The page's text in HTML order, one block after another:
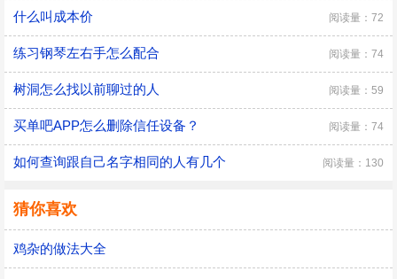
什么叫成本价 阅读量：72
练习钢琴左右手怎么配合 阅读量：74
树洞怎么找以前聊过的人 阅读量：59
买单吧APP怎么删除信任设备？ 阅读量：74
如何查询跟自己名字相同的人有几个 阅读量：130
猜你喜欢
鸡杂的做法大全